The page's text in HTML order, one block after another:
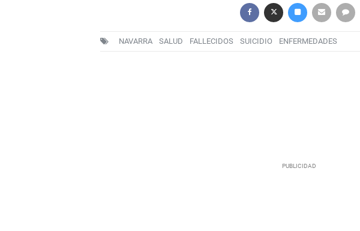
NAVARRA SALUD FALLECIDOS SUICIDIO ENFERMEDADES